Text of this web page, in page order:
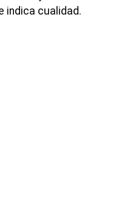
indica cualidad.